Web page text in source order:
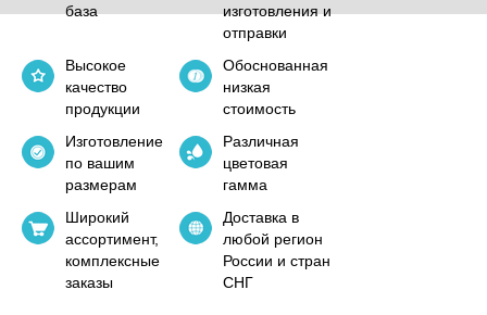
база
изготовления и
отправки
Высокое
качество
продукции
Обоснованная
низкая
стоимость
Изготовление
по вашим
размерам
Различная
цветовая
гамма
Широкий
ассортимент,
комплексные
заказы
Доставка в
любой регион
России и стран
СНГ